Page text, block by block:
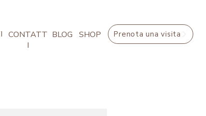
CONTATT
I
BLOG SHOP Prenota una visita